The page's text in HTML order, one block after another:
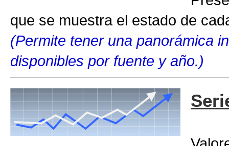
que se muestra el estado de
(Permite tener una panorámica
disponibles por fuente y año.)